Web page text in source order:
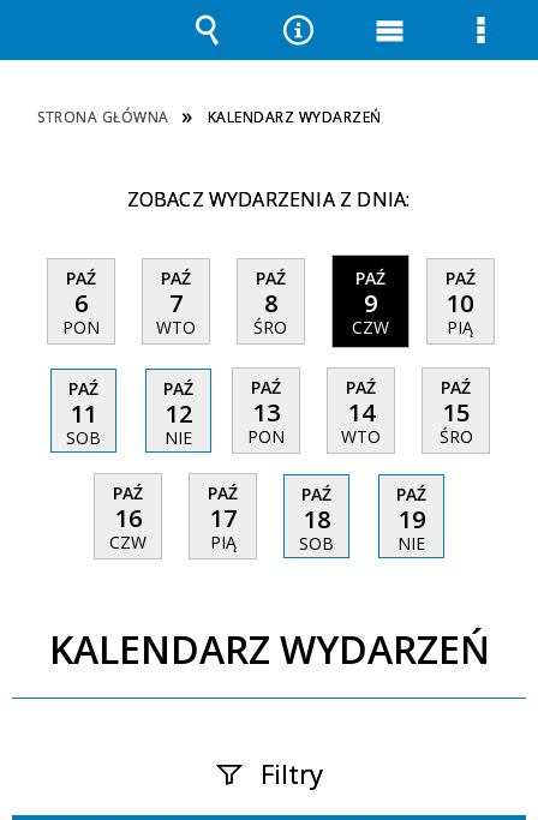
STRONA GŁÓWNA KALENDARZ WYDARZEŃ
ZOBACZ WYDARZENIA Z DNIA:
PAŹ
6
PON
PAŹ
7
WTO
PAŹ
8
ŚRO
PAŹ
9
CZW
PAŹ
10
PIĄ
PAŹ
11
SOB
PAŹ
12
NIE
PAŹ
13
PON
PAŹ
14
WTO
PAŹ
15
ŚRO
PAŹ
16
CZW
PAŹ
17
PIĄ
PAŹ
18
SOB
PAŹ
19
NIE
KALENDARZ WYDARZEŃ
Filtry
Wyszukiwarka
Narzędzia
Menu
główne